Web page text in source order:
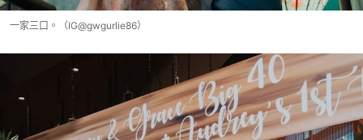
一家三口。（IG@gwgurlie86）